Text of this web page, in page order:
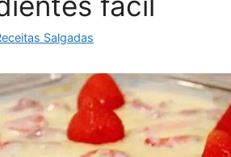
Salgadas